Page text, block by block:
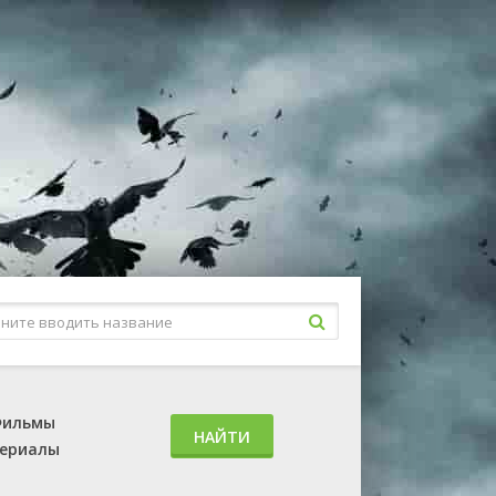
НАЙТИ